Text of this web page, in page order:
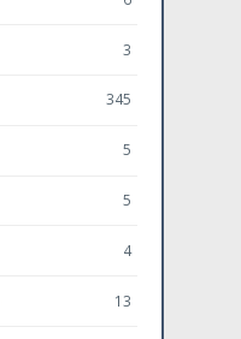
3
345
5
5
4
13